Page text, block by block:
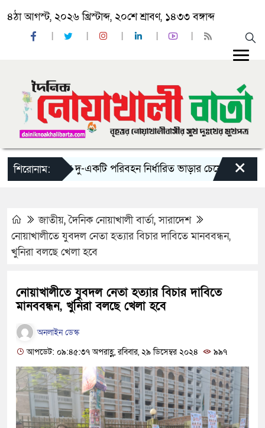
৪ঠা আগস্ট, ২০২৬ খ্রিস্টাব্দ, ২০শে শ্রাবণ, ১৪৩৩ বঙ্গাব্দ
শিরোনাম:
‘ঈদ যাত্রায় দু-একটি পরিবহন নির্ধারিত ভাড়ার চেয়েও কম নিচ্ছে’
×
জাতীয়,দৈনিক নোয়াখালী বার্তা,সারাদেশ
নোয়াখালীতে যুবদল নেতা হত্যার বিচার দাবিতে মানববন্ধন,
খুনিরা বলছে খেলা হবে
নোয়াখালীতে যুবদল নেতা হত্যার বিচার দাবিতে
মানববন্ধন, খুনিরা বলছে খেলা হবে
অনলাইন ডেস্ক
আপডেট: ০৯:৪৫:৩৭ অপরাহ্ণ, রবিবার, ২৯ ডিসেম্বর ২০২৪
৯৯৭